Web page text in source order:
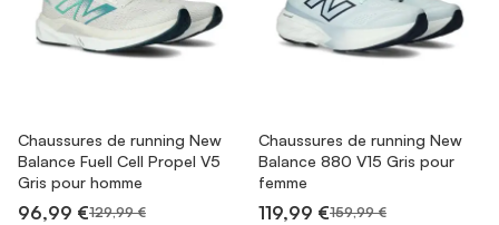
Chaussures de running New
Balance Fuell Cell Propel V5
Gris pour homme
96,99 €129,99 €
Chaussures de running New
Balance 880 V15 Gris pour
femme
119,99 €159,99 €